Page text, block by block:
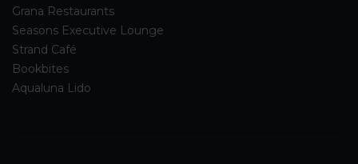
Grana Restaurants
Seasons Executive Lounge
Strand Café
Bookbites
Aqualuna Lido